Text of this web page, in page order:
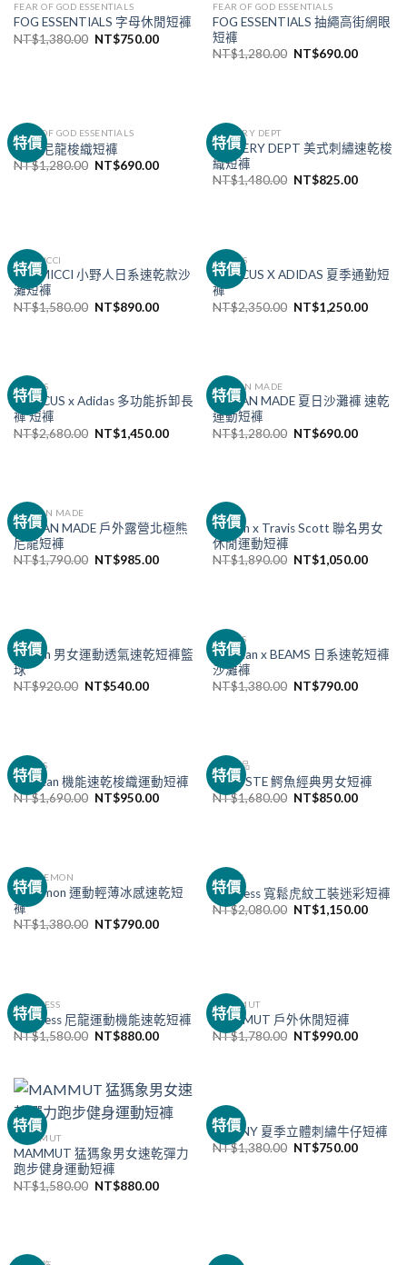
FEAR OF GOD ESSENTIALS
FOG ESSENTIALS 字母休閒短褲
NT$1,380.00 NT$750.00
FEAR OF GOD ESSENTIALS
FOG ESSENTIALS 抽繩高街網眼
短褲
NT$1,280.00 NT$690.00
特價
FEAR OF GOD ESSENTIALS
FOG 尼龍梭織短褲
NT$1,280.00 NT$690.00
特價
GALLERY DEPT
GALLERY DEPT 美式刺繡速乾梭
織短褲
NT$1,480.00 NT$825.00
特價
GRAMICCI
GRAMICCI 小野人日系速乾款沙
灘短褲
NT$1,580.00 NT$890.00
特價
ADIDAS
HAMCUS X ADIDAS 夏季通勤短
褲
NT$2,350.00 NT$1,250.00
特價
ADIDAS
HAMCUS x Adidas 多功能拆卸長
褲 短褲
NT$2,680.00 NT$1,450.00
特價
HUMAN MADE
HUMAN MADE 夏日沙灘褲 速乾
運動短褲
NT$1,280.00 NT$690.00
特價
HUMAN MADE
HUMAN MADE 戶外露營北極熊
尼龍短褲
NT$1,790.00 NT$985.00
特價
NIKE
Jordan x Travis Scott 聯名男女
休閒運動短褲
NT$1,890.00 NT$1,050.00
特價
NIKE
Jordan 男女運動透氣速乾短褲籃
球
NT$920.00 NT$540.00
特價
BEAMS
L.L.Bean x BEAMS 日系速乾短褲
沙灘褲
NT$1,380.00 NT$790.00
特價
BEAMS
L.L.Bean 機能速乾梭織運動短褲
NT$1,690.00 NT$950.00
特價
全部商品
LACOSTE 鰐魚經典男女短褲
NT$1,680.00 NT$850.00
特價
LULULEMON
lululemon 運動輕薄冰感速乾短
褲
NT$1,380.00 NT$790.00
特價
WTAPS
Madness 寬鬆虎紋工裝迷彩短褲
NT$2,080.00 NT$1,150.00
特價
MADNESS
Madness 尼龍運動機能速乾短褲
NT$1,580.00 NT$880.00
特價
MAMMUT
MAMMUT 戶外休閒短褲
NT$1,780.00 NT$990.00
特價
MAMMUT
MAMMUT 猛獁象男女速乾彈力
跑步健身運動短褲
NT$1,580.00 NT$880.00
特價
MLB
MLB NY 夏季立體刺繡牛仔短褲
NT$1,380.00 NT$750.00